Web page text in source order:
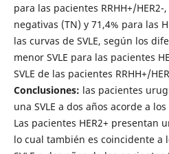
para las pacientes RRHH+/
negativas (TN) y 71,4% para las
las curvas de SVLE, según los
menor SVLE para las pacientes
SVLE de las pacientes RRHH+/
Conclusiones: las pacientes
una SVLE a dos años acorde a
Las pacientes HER2+ presentan
lo cual también es coincidente a